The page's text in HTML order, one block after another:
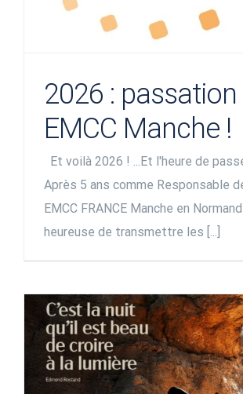
2026 : passation
EMCC Manche !
Et voilà 2026 ! ...Et l'heure de
Après 5 ans comme Responsable
EMCC FRANCE Manche en
heureuse de transmettre les [...]